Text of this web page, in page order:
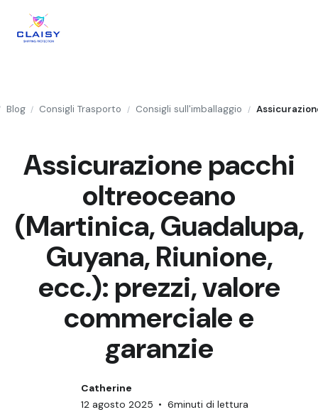
Blog / Consigli Trasporto / Consigli sull'imballaggio /
Assicurazione pacchi
oltreoceano
(Martinica, Guadalupa,
Guyana, Riunione,
ecc.): prezzi, valore
commerciale e
garanzie
Catherine
12 agosto 2025 • 6minuti di lettura